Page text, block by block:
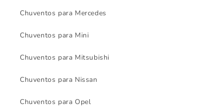
Chuventos para Mercedes
Chuventos para Mini
Chuventos para Mitsubishi
Chuventos para Nissan
Chuventos para Opel